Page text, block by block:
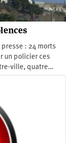
: 24 morts
un policier ces
ville, quatre…